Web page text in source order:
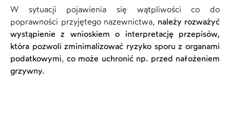
W sytuacji pojawienia się wątpliwości co do
poprawności przyjętego nazewnictwa, należy rozważyć
wystąpienie z wnioskiem o interpretację przepisów,
która pozwoli zminimalizować ryzyko sporu z organami
podatkowymi, co może uchronić np. przed nałożeniem
grzywny.